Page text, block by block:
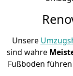
Unsere
sind wahre
Fußboden